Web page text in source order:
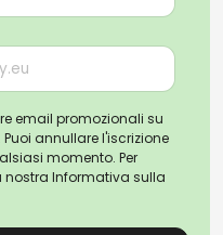
email promozionali su
annullare l'iscrizione
momento. Per
nostra Informativa sulla